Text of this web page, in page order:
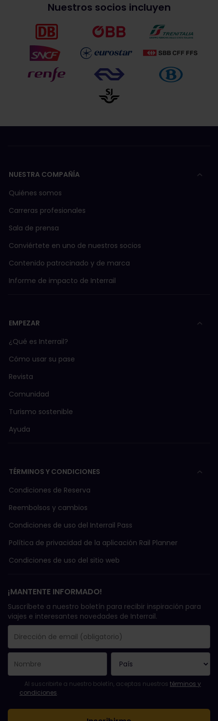
Nuestros socios incluyen
NUESTRA COMPAÑÍA
Quiénes somos
Carreras profesionales
Sala de prensa
Conviértete en uno de nuestros socios
Contenido patrocinado y de marca
Informe de impacto de Interrail
EMPEZAR
¿Qué es Interrail?
Cómo usar su pase
Revista
Comunidad
Turismo sostenible
Ayuda
TÉRMINOS Y CONDICIONES
Condiciones de Reserva
Reembolsos y cambios
Condiciones de uso del Interrail Pass
Política de privacidad de la aplicación Rail Planner
Condiciones de uso del sitio web
¡MANTENTE INFORMADO!
Suscríbete a nuestro boletín para recibir inspiración para
viajes e interesantes novedades de Interrail.
Se suscribió con éxito.
El campo de dirección de email es obligatorio.
La dirección de email no es válida.
Ha habido un fallo al suscribirte al boletín. Vuelve a intentarlo
¡Ya te has suscrito a este boletín!
Acepta los términos y condiciones para suscribirte al boletín
Al suscribirte a nuestro boletín, aceptas nuestros términos y
condiciones.